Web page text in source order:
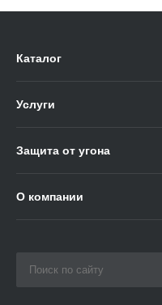
Каталог
Услуги
Защита от угона
О компании